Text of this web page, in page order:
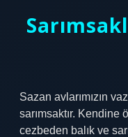
Sazan avlarımızın
sarımsaktır. Kendine
cezbeden balık ve